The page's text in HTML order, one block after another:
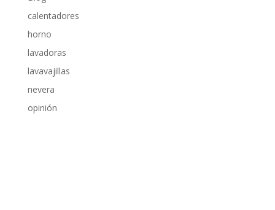
calentadores
horno
lavadoras
lavavajillas
nevera
opinión